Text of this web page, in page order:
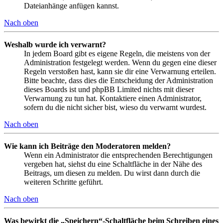
Dateianhänge anfügen kannst.
Nach oben
Weshalb wurde ich verwarnt?
In jedem Board gibt es eigene Regeln, die meistens von der
Administration festgelegt werden. Wenn du gegen eine dieser
Regeln verstoßen hast, kann sie dir eine Verwarnung erteilen.
Bitte beachte, dass dies die Entscheidung der Administration
dieses Boards ist und phpBB Limited nichts mit dieser
Verwarnung zu tun hat. Kontaktiere einen Administrator,
sofern du die nicht sicher bist, wieso du verwarnt wurdest.
Nach oben
Wie kann ich Beiträge den Moderatoren melden?
Wenn ein Administrator die entsprechenden Berechtigungen
vergeben hat, siehst du eine Schaltfläche in der Nähe des
Beitrags, um diesen zu melden. Du wirst dann durch die
weiteren Schritte geführt.
Nach oben
Was bewirkt die „Speichern“-Schaltfläche beim Schreiben eines